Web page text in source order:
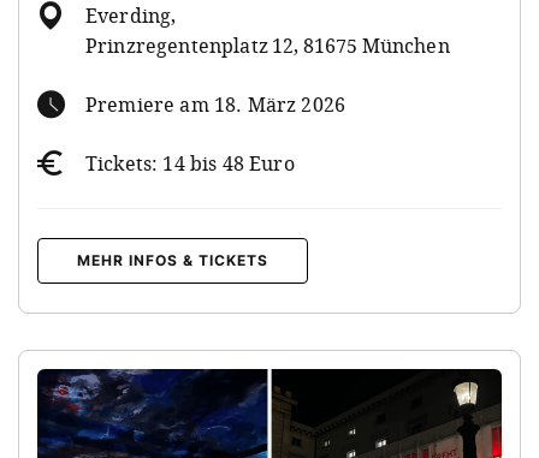
Everding,
Prinzregentenplatz 12, 81675 München
Premiere am 18. März 2026
Tickets: 14 bis 48 Euro
MEHR INFOS & TICKETS